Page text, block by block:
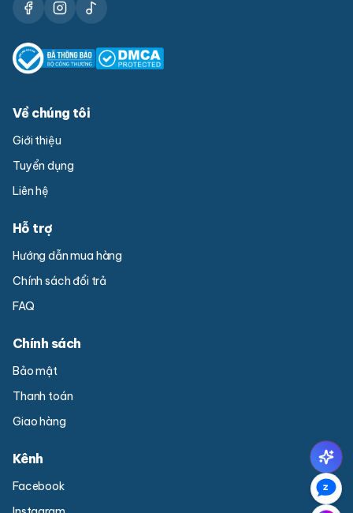
Về chúng tôi
Giới thiệu
Tuyển dụng
Liên hệ
Hỗ trợ
Hướng dẫn mua hàng
Chính sách đổi trả
FAQ
Chính sách
Bảo mật
Thanh toán
Giao hàng
Kênh
Facebook